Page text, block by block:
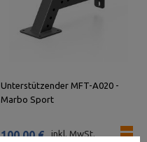
Unterstützender MFT-A020 -
Marbo Sport
100,00 € inkl. MwSt.